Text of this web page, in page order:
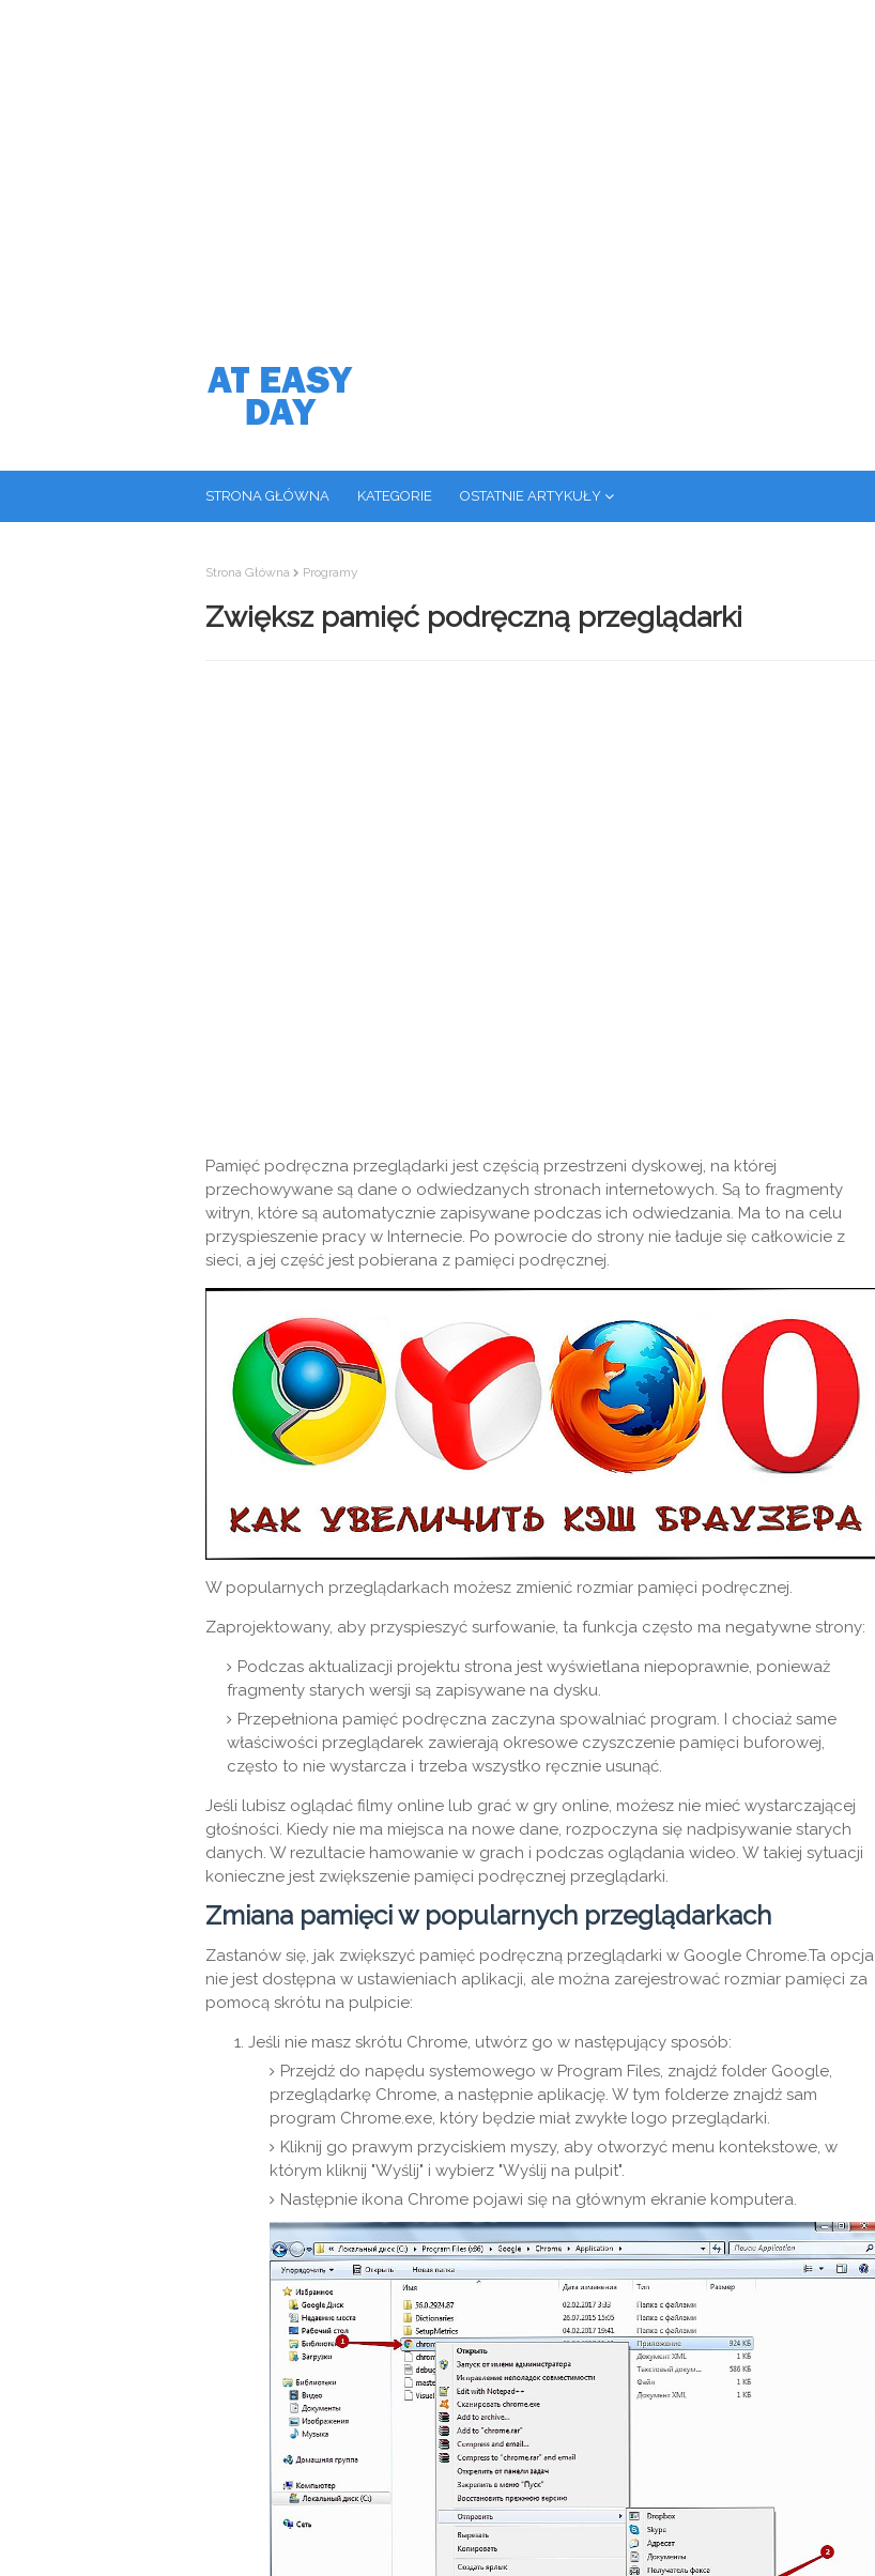
STRONA GŁÓWNA KATEGORIE OSTATNIE ARTYKUŁY
Strona Główna Programy
Zwiększ pamięć podręczną przeglądarki
Pamięć podręczna przeglądarki jest częścią przestrzeni dyskowej, na której
przechowywane są dane o odwiedzanych stronach internetowych. Są to fragmenty
witryn, które są automatycznie zapisywane podczas ich odwiedzania. Ma to na celu
przyspieszenie pracy w Internecie. Po powrocie do strony nie ładuje się całkowicie z
sieci, a jej część jest pobierana z pamięci podręcznej.
W popularnych przeglądarkach możesz zmienić rozmiar pamięci podręcznej.
Zaprojektowany, aby przyspieszyć surfowanie, ta funkcja często ma negatywne strony:
Podczas aktualizacji projektu strona jest wyświetlana niepoprawnie, ponieważ
fragmenty starych wersji są zapisywane na dysku.
Przepełniona pamięć podręczna zaczyna spowalniać program. I chociaż same
właściwości przeglądarek zawierają okresowe czyszczenie pamięci buforowej,
często to nie wystarcza i trzeba wszystko ręcznie usunąć.
Jeśli lubisz oglądać filmy online lub grać w gry online, możesz nie mieć wystarczającej
głośności. Kiedy nie ma miejsca na nowe dane, rozpoczyna się nadpisywanie starych
danych. W rezultacie hamowanie w grach i podczas oglądania wideo. W takiej sytuacji
konieczne jest zwiększenie pamięci podręcznej przeglądarki.
Zmiana pamięci w popularnych przeglądarkach
Zastanów się, jak zwiększyć pamięć podręczną przeglądarki w Google Chrome.Ta opcja
nie jest dostępna w ustawieniach aplikacji, ale można zarejestrować rozmiar pamięci za
pomocą skrótu na pulpicie:
Jeśli nie masz skrótu Chrome, utwórz go w następujący sposób:
Przejdź do napędu systemowego w Program Files, znajdź folder Google,
przeglądarkę Chrome, a następnie aplikację. W tym folderze znajdź sam
program Chrome.exe, który będzie miał zwykłe logo przeglądarki.
Kliknij go prawym przyciskiem myszy, aby otworzyć menu kontekstowe, w
którym kliknij "Wyślij" i wybierz "Wyślij na pulpit".
Następnie ikona Chrome pojawi się na głównym ekranie komputera.